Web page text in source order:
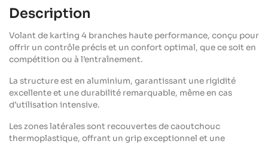
Description
Volant de karting 4 branches haute performance, conçu pour
offrir un contrôle précis et un confort optimal, que ce soit en
compétition ou à l’entraînement.
La structure est en aluminium, garantissant une rigidité
excellente et une durabilité remarquable, même en cas
d’utilisation intensive.
Les zones latérales sont recouvertes de caoutchouc
thermoplastique, offrant un grip exceptionnel et une